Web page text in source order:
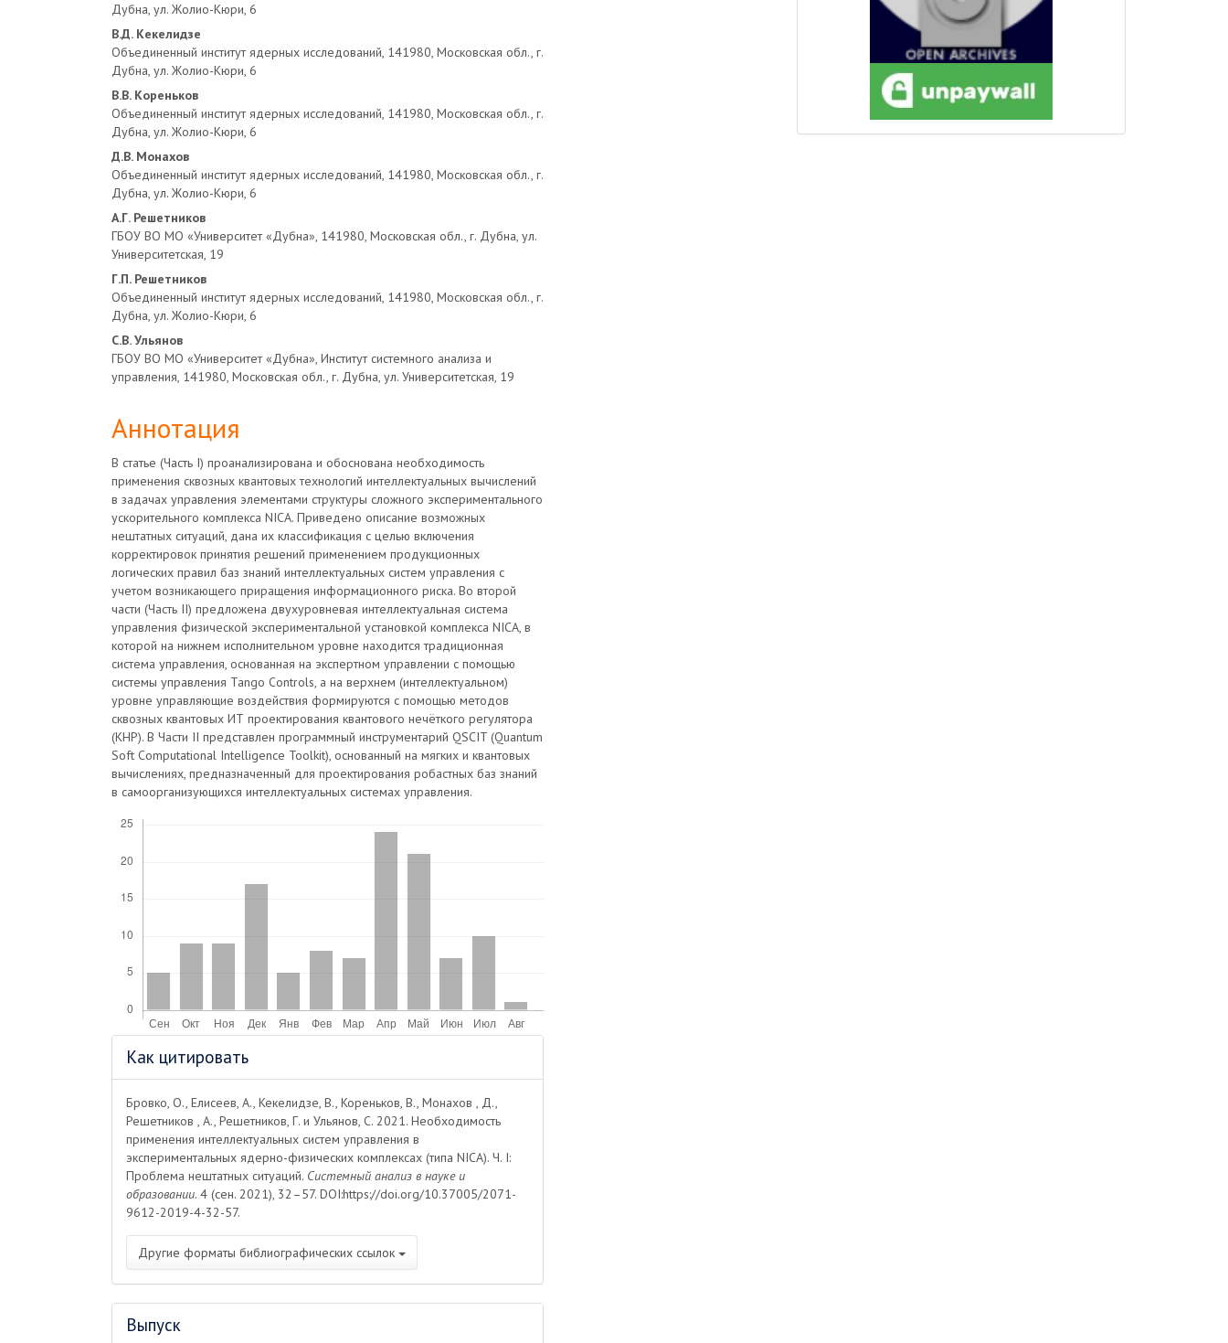
Дубна, ул. Жолио-Кюри, 6
В.Д. Кекелидзе
Объединенный институт ядерных исследований, 141980, Московская обл., г.
Дубна, ул. Жолио-Кюри, 6
В.В. Кореньков
Объединенный институт ядерных исследований, 141980, Московская обл., г.
Дубна, ул. Жолио-Кюри, 6
Д.В. Монахов
Объединенный институт ядерных исследований, 141980, Московская обл., г.
Дубна, ул. Жолио-Кюри, 6
А.Г. Решетников
ГБОУ ВО МО «Университет «Дубна», 141980, Московская обл., г. Дубна, ул.
Университетская, 19
Г.П. Решетников
Объединенный институт ядерных исследований, 141980, Московская обл., г.
Дубна, ул. Жолио-Кюри, 6
С.В. Ульянов
ГБОУ ВО МО «Университет «Дубна», Институт системного анализа и
управления, 141980, Московская обл., г. Дубна, ул. Университетская, 19
Аннотация
В статье (Часть I) проанализирована и обоснована необходимость
применения сквозных квантовых технологий интеллектуальных вычислений
в задачах управления элементами структуры сложного экспериментального
ускорительного комплекса NICA. Приведено описание возможных
нештатных ситуаций, дана их классификация с целью включения
корректировок принятия решений применением продукционных
логических правил баз знаний интеллектуальных систем управления с
учетом возникающего приращения информационного риска. Во второй
части (Часть II) предложена двухуровневая интеллектуальная система
управления физической экспериментальной установкой комплекса NICA, в
которой на нижнем исполнительном уровне находится традиционная
система управления, основанная на экспертном управлении с помощью
системы управления Tango Controls, а на верхнем (интеллектуальном)
уровне управляющие воздействия формируются с помощью методов
сквозных квантовых ИТ проектирования квантового нечёткого регулятора
(КНР). В Части II представлен программный инструментарий QSCIT (Quantum
Soft Computational Intelligence Toolkit), основанный на мягких и квантовых
вычислениях, предназначенный для проектирования робастных баз знаний
в самоорганизующихся интеллектуальных системах управления.
Информация
о статье
Как цитировать
Бровко, О., Елисеев, А., Кекелидзе, В., Кореньков, В., Монахов , Д.,
Решетников , А., Решетников, Г. и Ульянов, С. 2021. Необходимость
применения интеллектуальных систем управления в
экспериментальных ядерно-физических комплексах (типа NICA). Ч. I:
Проблема нештатных ситуаций. Системный анализ в науке и
образовании. 4 (сен. 2021), 32–57. DOI:https://doi.org/10.37005/2071-
9612-2019-4-32-57.
Другие форматы библиографических ссылок
Выпуск